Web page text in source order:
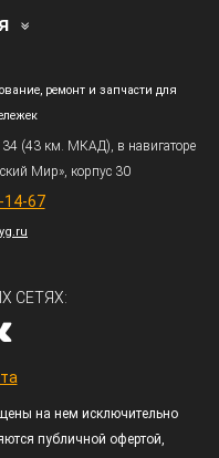
ремонт и запчасти для
(43км. МКАД), в навигаторе
Мир», корпус 30
14-67
СЕТЯХ:
на нем исключительно
публичной офертой,